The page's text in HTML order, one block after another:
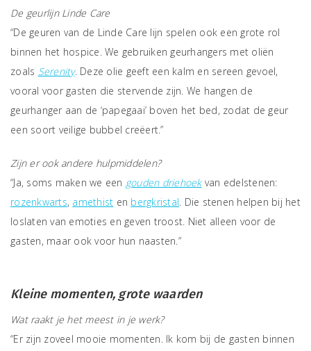
De geurlijn Linde Care
“De geuren van de Linde Care lijn spelen ook een grote rol
binnen het hospice. We gebruiken geurhangers met oliën
zoals Serenity. Deze olie geeft een kalm en sereen gevoel,
vooral voor gasten die stervende zijn. We hangen de
geurhanger aan de ‘papegaai’ boven het bed, zodat de geur
een soort veilige bubbel creëert.”
Zijn er ook andere hulpmiddelen?
“Ja, soms maken we een gouden driehoekvan edelstenen:
rozenkwarts, amethist en bergkristal. Die stenen helpen bij het
loslaten van emoties en geven troost. Niet alleen voor de
gasten, maar ook voor hun naasten.”
Kleine momenten, grote waarden
Wat raakt je het meest in je werk?
“Er zijn zoveel mooie momenten. Ik kom bij de gasten binnen